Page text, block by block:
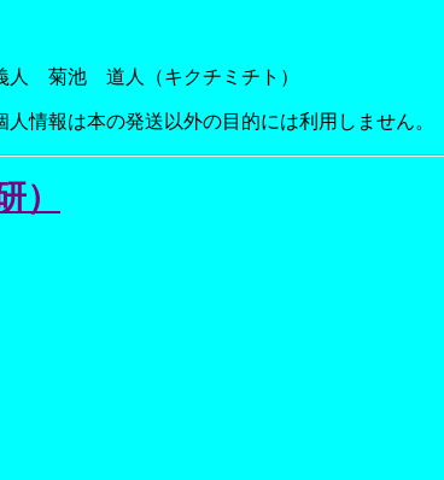
菊池 道人（キクチミチト）
情報は本の発送以外の目的には利用しません。
）